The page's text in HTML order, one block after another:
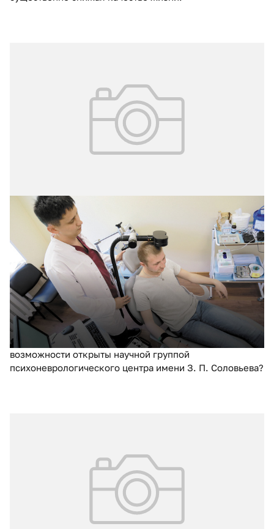
26.09.2025 № 4 (68)
Инновации в диагностике, лечении и
профилактике связанных со стрессом
расстройств
Целый комплекс инновационных научно-практических
разработок, связанных с диагностикой, лечением и
профилактикой стресс-ассоциированных расстройств и
болезней мозга, был удостоен Премии Москвы в
области медицины. Какие новые подходы и
возможности открыты научной группой
психоневрологического центра имени З. П. Соловьева?